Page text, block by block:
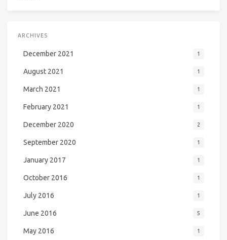
ARCHIVES
December 2021 1
August 2021 1
March 2021 1
February 2021 1
December 2020 2
September 2020 1
January 2017 1
October 2016 1
July 2016 1
June 2016 5
May 2016 1